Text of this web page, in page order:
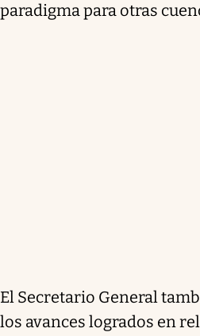
paradigma para otras
El Secretario General
los avances logrados en